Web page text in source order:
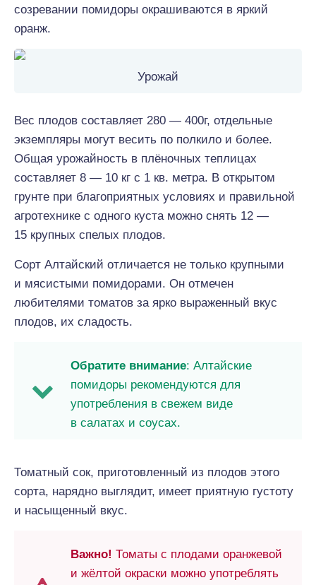
созревании помидоры окрашиваются в яркий
оранж.
Урожай
Вес плодов составляет 280 — 400г, отдельные
экземпляры могут весить по полкило и более.
Общая урожайность в плёночных теплицах
составляет 8 — 10 кг с 1 кв. метра. В открытом
грунте при благоприятных условиях и правильной
агротехнике с одного куста можно снять 12 —
15 крупных спелых плодов.
Сорт Алтайский отличается не только крупными
и мясистыми помидорами. Он отмечен
любителями томатов за ярко выраженный вкус
плодов, их сладость.
Обратите внимание: Алтайские
помидоры рекомендуются для
употребления в свежем виде
в салатах и соусах.
Томатный сок, приготовленный из плодов этого
сорта, нарядно выглядит, имеет приятную густоту
и насыщенный вкус.
Важно! Томаты с плодами оранжевой
и жёлтой окраски можно употреблять